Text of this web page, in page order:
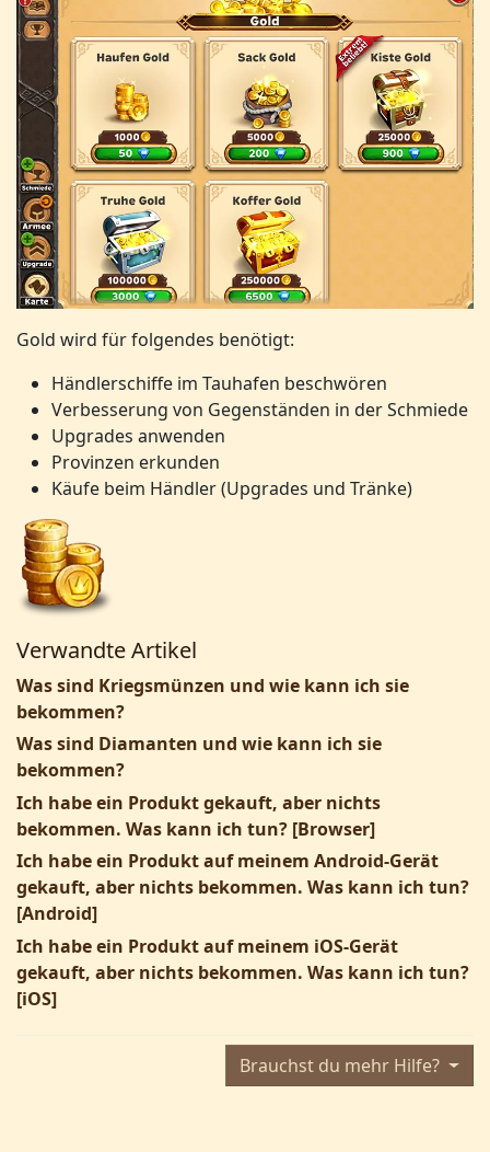
Gold wird für folgendes benötigt:
Händlerschiffe im Tauhafen beschwören
Verbesserung von Gegenständen in der Schmiede
Upgrades anwenden
Provinzen erkunden
Käufe beim Händler (Upgrades und Tränke)
Verwandte Artikel
Was sind Kriegsmünzen und wie kann ich sie
bekommen?
Was sind Diamanten und wie kann ich sie
bekommen?
Ich habe ein Produkt gekauft, aber nichts
bekommen. Was kann ich tun? [Browser]
Ich habe ein Produkt auf meinem Android-Gerät
gekauft, aber nichts bekommen. Was kann ich tun?
[Android]
Ich habe ein Produkt auf meinem iOS-Gerät
gekauft, aber nichts bekommen. Was kann ich tun?
[iOS]
Brauchst du mehr Hilfe?